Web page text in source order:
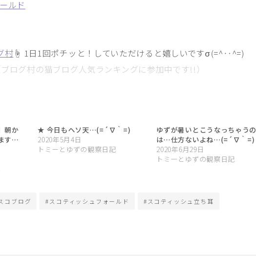
村 ☝ 1日1回ポチッと！していただけると嬉しいですσ(=^‥^=)
ブログ村の猫ブログ人気ランキングに参加中です!!）
朝か
す…
★ 今日もヘソ天…(=´∇｀=)
2020年5月4日
トミーとゆずの観察日記
ゆずが暑いとこうなっちゃうの
は…仕方ないよね…(=´∇｀=)
2020年6月29日
トミーとゆずの観察日記
コブログ #スコティッシュフォールド #スコティッシュ立ち耳